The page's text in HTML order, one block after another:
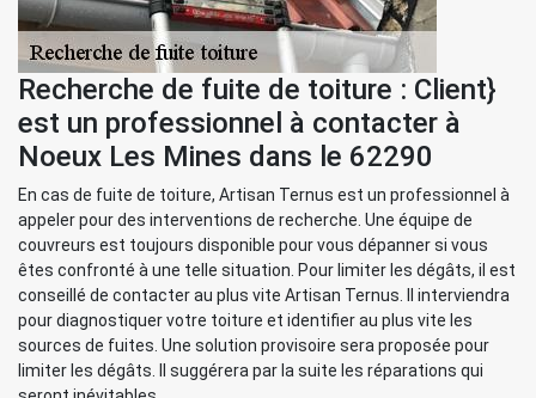
Recherche de fuite de toiture : Client}
est un professionnel à contacter à
Noeux Les Mines dans le 62290
En cas de fuite de toiture, Artisan Ternus est un professionnel à
appeler pour des interventions de recherche. Une équipe de
couvreurs est toujours disponible pour vous dépanner si vous
êtes confronté à une telle situation. Pour limiter les dégâts, il est
conseillé de contacter au plus vite Artisan Ternus. Il interviendra
pour diagnostiquer votre toiture et identifier au plus vite les
sources de fuites. Une solution provisoire sera proposée pour
limiter les dégâts. Il suggérera par la suite les réparations qui